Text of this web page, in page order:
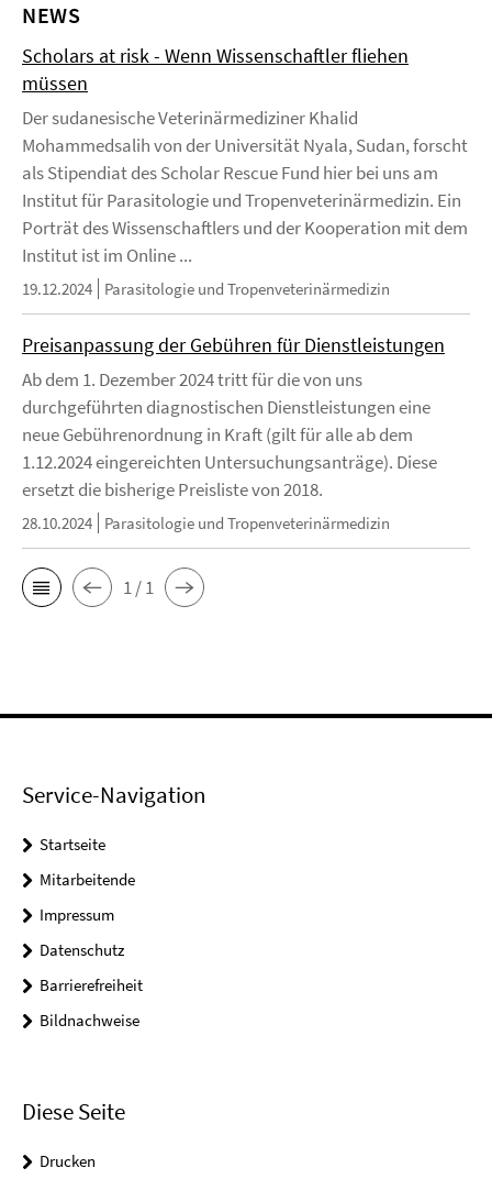
NEWS
Scholars at risk - Wenn Wissenschaftler fliehen
müssen
Der sudanesische Veterinärmediziner Khalid
Mohammedsalih von der Universität Nyala, Sudan, forscht
als Stipendiat des Scholar Rescue Fund hier bei uns am
Institut für Parasitologie und Tropenveterinärmedizin. Ein
Porträt des Wissenschaftlers und der Kooperation mit dem
Institut ist im Online ...
19.12.2024 Parasitologie und Tropenveterinärmedizin
Preisanpassung der Gebühren für Dienstleistungen
Ab dem 1. Dezember 2024 tritt für die von uns
durchgeführten diagnostischen Dienstleistungen eine
neue Gebührenordnung in Kraft (gilt für alle ab dem
1.12.2024 eingereichten Untersuchungsanträge). Diese
ersetzt die bisherige Preisliste von 2018.
28.10.2024 Parasitologie und Tropenveterinärmedizin
1 / 1
Service-Navigation
Startseite
Mitarbeitende
Impressum
Datenschutz
Barrierefreiheit
Bildnachweise
Diese Seite
Drucken